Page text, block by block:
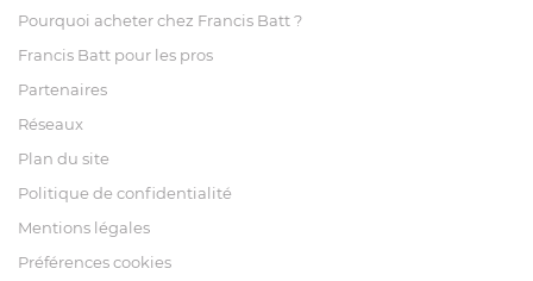
Pourquoi acheter chez Francis Batt ?
Francis Batt pour les pros
Partenaires
Réseaux
Plan du site
Politique de confidentialité
Mentions légales
Préférences cookies